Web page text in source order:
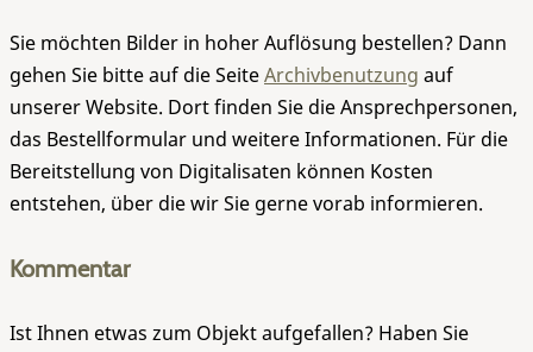
Sie möchten Bilder in hoher Auflösung bestellen? Dann
gehen Sie bitte auf die SeiteArchivbenutzung auf
unserer Website. Dort finden Sie die Ansprechpersonen,
das Bestellformular und weitere Informationen. Für die
Bereitstellung von Digitalisaten können Kosten
entstehen, über die wir Sie gerne vorab informieren.
Kommentar
Ist Ihnen etwas zum Objekt aufgefallen? Haben Sie